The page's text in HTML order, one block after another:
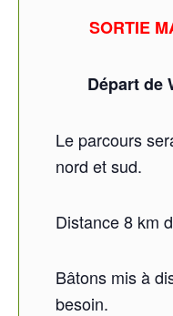
SORTIE
Départ de
Le parcours
nord et sud.
Distance 8 km
Bâtons mis à
besoin.